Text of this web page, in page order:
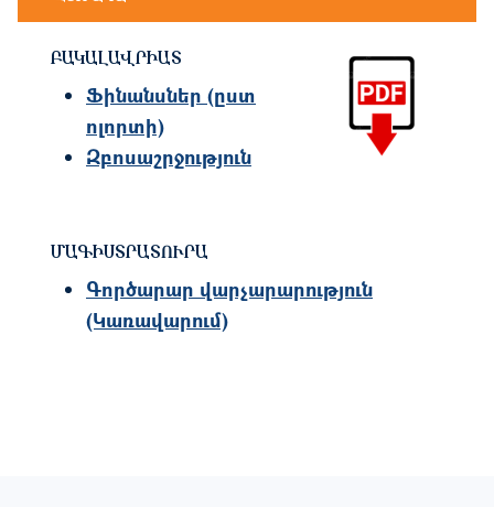
Image
ԲԱԿԱԼԱՎՐԻԱՏ
Ֆինանսներ (ըստ
ոլորտի)
Զբոսաշրջություն
ՄԱԳԻՍՏՐԱՏՈՒՐԱ
Գործարար վարչարարություն
(Կառավարում)